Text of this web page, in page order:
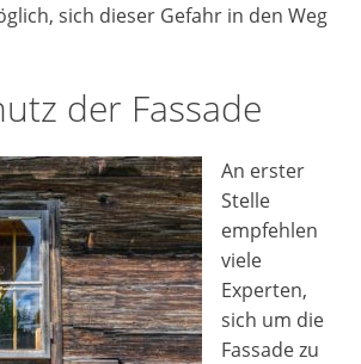
sich dieser Gefahr in den Weg
der Fassade
An erster
Stelle
empfehlen
viele
Experten,
sich um die
Fassade zu